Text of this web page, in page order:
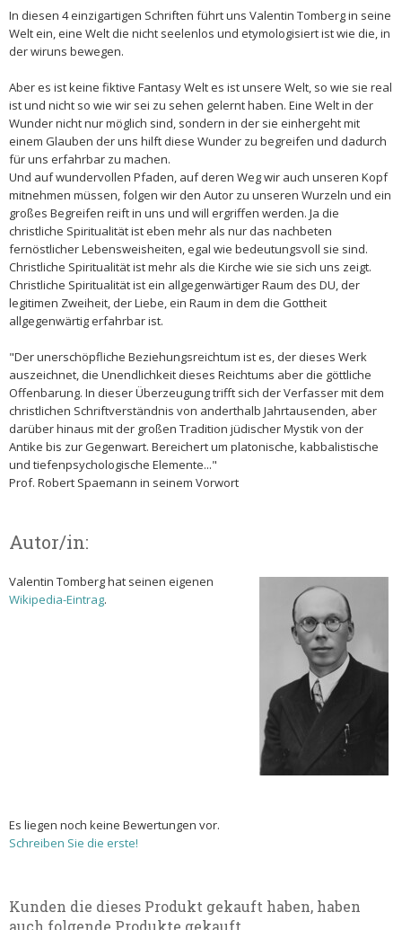
In diesen 4 einzigartigen Schriften führt uns Valentin Tomberg in seine
Welt ein, eine Welt die nicht seelenlos und etymologisiert ist wie die, in
der wiruns bewegen.
Aber es ist keine fiktive Fantasy Welt es ist unsere Welt, so wie sie real
ist und nicht so wie wir sei zu sehen gelernt haben. Eine Welt in der
Wunder nicht nur möglich sind, sondern in der sie einhergeht mit
einem Glauben der uns hilft diese Wunder zu begreifen und dadurch
für uns erfahrbar zu machen.
Und auf wundervollen Pfaden, auf deren Weg wir auch unseren Kopf
mitnehmen müssen, folgen wir den Autor zu unseren Wurzeln und ein
großes Begreifen reift in uns und will ergriffen werden. Ja die
christliche Spiritualität ist eben mehr als nur das nachbeten
fernöstlicher Lebensweisheiten, egal wie bedeutungsvoll sie sind.
Christliche Spiritualität ist mehr als die Kirche wie sie sich uns zeigt.
Christliche Spiritualität ist ein allgegenwärtiger Raum des DU, der
legitimen Zweiheit, der Liebe, ein Raum in dem die Gottheit
allgegenwärtig erfahrbar ist.
"Der unerschöpfliche Beziehungsreichtum ist es, der dieses Werk
auszeichnet, die Unendlichkeit dieses Reichtums aber die göttliche
Offenbarung. In dieser Überzeugung trifft sich der Verfasser mit dem
christlichen Schriftverständnis von anderthalb Jahrtausenden, aber
darüber hinaus mit der großen Tradition jüdischer Mystik von der
Antike bis zur Gegenwart. Bereichert um platonische, kabbalistische
und tiefenpsychologische Elemente..."
Prof. Robert Spaemann in seinem Vorwort
Autor/in:
Valentin Tomberg hat seinen eigenen
Wikipedia-Eintrag.
Es liegen noch keine Bewertungen vor.
Schreiben Sie die erste!
Kunden die dieses Produkt gekauft haben, haben
auch folgende Produkte gekauft